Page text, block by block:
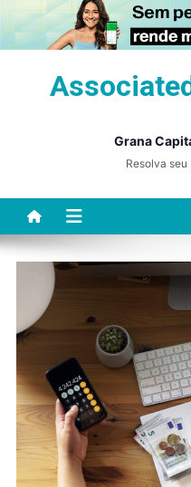
Grana
Resolva seu